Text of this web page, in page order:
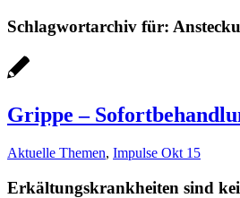
Schlagwortarchiv für:
Grippe –
Aktuelle Themen, Impulse Okt 15
Erkältungskrankheiten sind